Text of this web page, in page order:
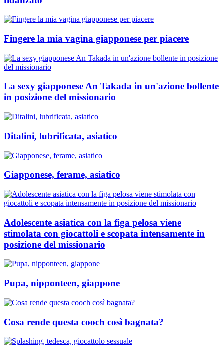
Fingere la mia vagina giapponese per piacere
La sexy giapponese An Takada in un'azione bollente
in posizione del missionario
Ditalini, lubrificata, asiatico
Giapponese, ferame, asiatico
Adolescente asiatica con la figa pelosa viene
stimolata con giocattoli e scopata intensamente in
posizione del missionario
Pupa, nipponteen, giappone
Cosa rende questa cooch così bagnata?